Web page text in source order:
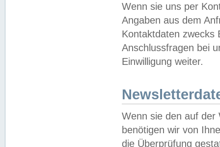
Wenn sie uns per
Angaben aus dem
Kontaktdaten zwecks
Anschlussfragen bei
Einwilligung weiter.
Wenn sie den auf der
benötigen wir von
die Überprüfung